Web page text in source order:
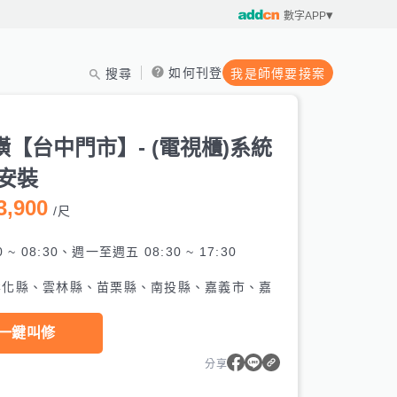
數字APP
搜尋 如何刊登 我是師傅要接案
【台中門市】- (電視櫃)系統
裝
/尺
~ 08:30、週一至週五 08:30 ~ 17:30
縣、雲林縣、苗栗縣、南投縣、嘉義市、嘉
鍵叫修
分享